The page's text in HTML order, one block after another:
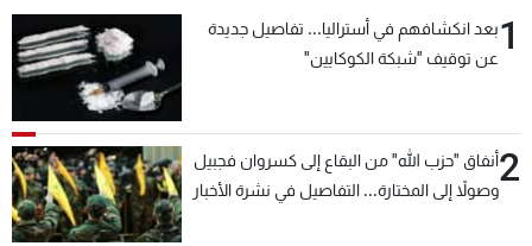
1بعد انكشافهم في أستراليا... تفاصيل جديدة
عن توقيف "شبكة الكوكايين"
2أنفاق "حزب الله" من البقاع إلى كسروان فجبيل
وصولاً إلى المختارة... التفاصيل في نشرة الأخبار